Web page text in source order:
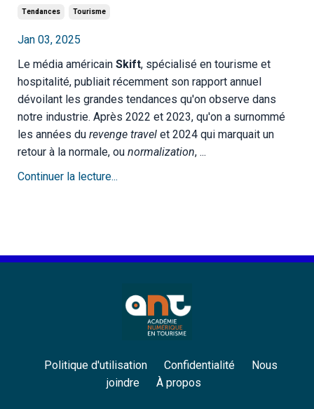
Tendances Tourisme
Jan 03, 2025
Le média américain Skift, spécialisé en tourisme et
hospitalité, publiait récemment son rapport annuel
dévoilant les grandes tendances qu'on observe dans
notre industrie. Après 2022 et 2023, qu'on a surnommé
les années du revenge travel et 2024 qui marquait un
retour à la normale, ou normalization, ...
Continuer la lecture...
Politique d'utilisation Confidentialité
Nous
joindre
À propos